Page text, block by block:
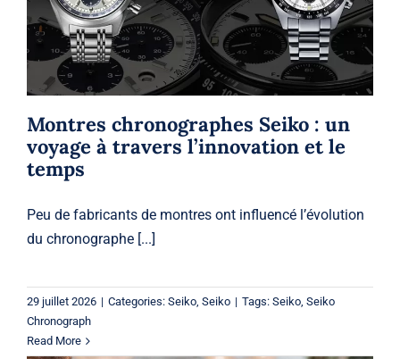
Seiko Seiko
Montres chronographes Seiko : un
voyage à travers l’innovation et le
temps
Peu de fabricants de montres ont influencé l’évolution
du chronographe [...]
29 juillet 2026 | Categories: Seiko, Seiko | Tags: Seiko, Seiko
Chronograph
Read More